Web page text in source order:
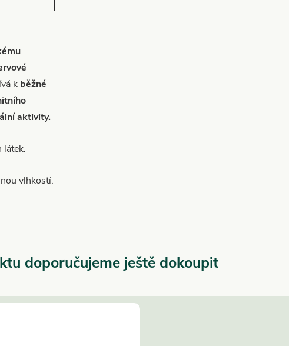
k běžné
aktivity.
látek.
vlhkostí.
doporučujeme ještě dokoupit